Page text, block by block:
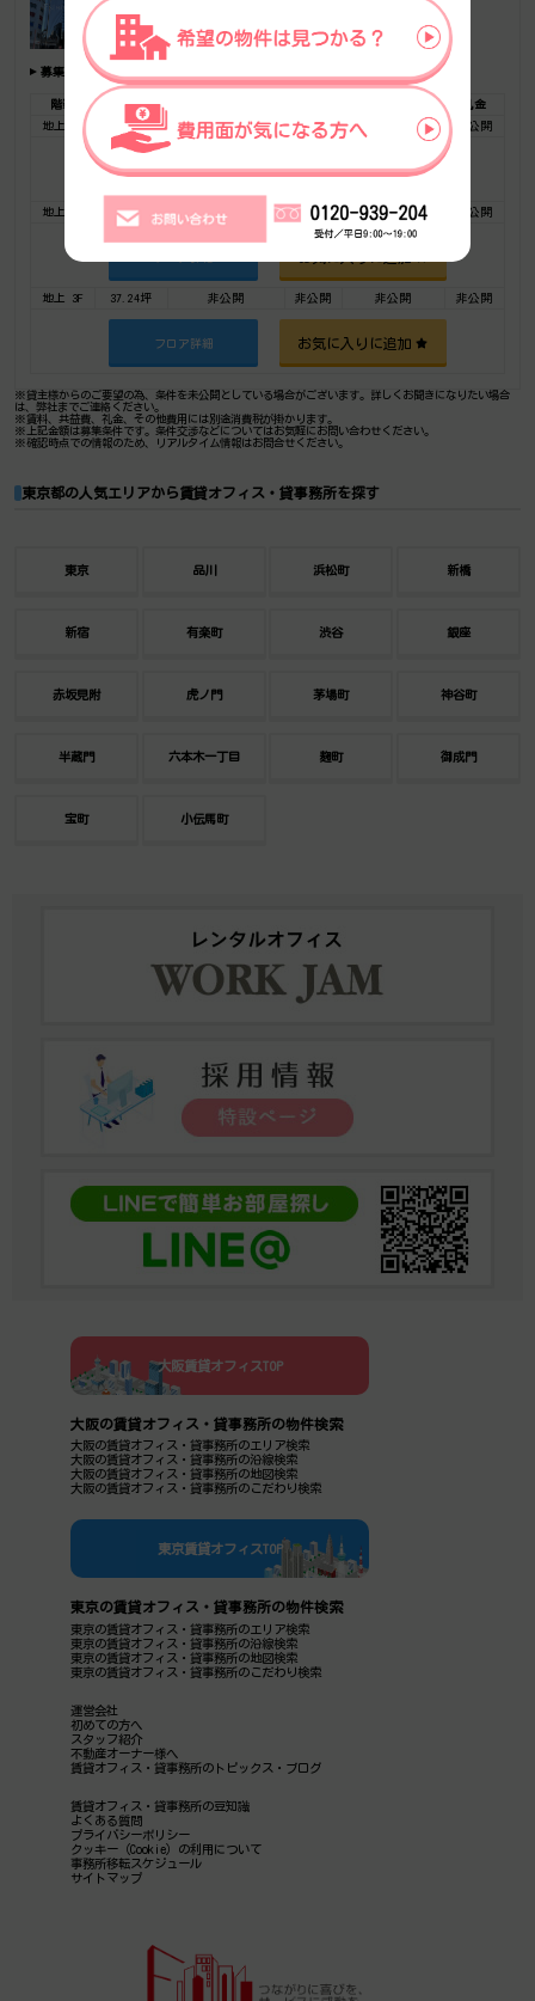
募集フロア
階数 広さ
礼金
地上 3F
109.56坪 非公開 非公開 非公開
フロア詳細 お気に入りに追加
地上 3F 63.93坪 非公開 非公開 非公開 非公開
地上 3F 37.24坪 非公開 非公開 非公開 非公開
フロア詳細 お気に入りに追加
※貸主様からのご要望の為、条件を未公開としている場合がございます。詳しくお聞きになりたい場合
は、弊社までご連絡ください。
※賃料、共益費、礼金、その他費用には別途消費税が掛かります。
※上記金額は募集条件です。条件交渉などについてはお気軽にお問い合わせください。
※確認時点での情報のため、リアルタイム情報はお問合せください。
東京都の人気エリアから賃貸オフィス・貸事務所を探す
東京 品川 浜松町 新橋
新宿 有楽町 渋谷 銀座
赤坂見附 虎ノ門 茅場町 神谷町
半蔵門 六本木一丁目 麹町 御成門
宝町 小伝馬町
大阪賃貸オフィスTOP
大阪の賃貸オフィス・貸事務所の物件検索
大阪の賃貸オフィス・貸事務所のエリア検索
大阪の賃貸オフィス・貸事務所の沿線検索
大阪の賃貸オフィス・貸事務所の地図検索
大阪の賃貸オフィス・貸事務所のこだわり検索
東京賃貸オフィスTOP
東京の賃貸オフィス・貸事務所の物件検索
東京の賃貸オフィス・貸事務所のエリア検索
東京の賃貸オフィス・貸事務所の沿線検索
東京の賃貸オフィス・貸事務所の地図検索
東京の賃貸オフィス・貸事務所のこだわり検索
運営会社
初めての方へ
スタッフ紹介
不動産オーナー様へ
賃貸オフィス・貸事務所のトピックス・ブログ
賃貸オフィス・貸事務所の豆知識
よくある質問
プライバシーポリシー
クッキー（Cookie）の利用について
事務所移転スケジュール
サイトマップ